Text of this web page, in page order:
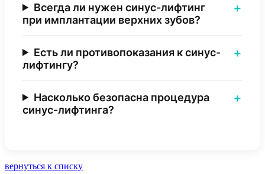
Всегда ли нужен синус-лифтинг
при имплантации верхних зубов?
Есть ли противопоказания к синус-
лифтингу?
Насколько безопасна процедура
синус-лифтинга?
вернуться к списку